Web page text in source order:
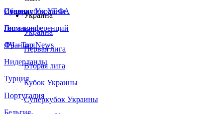
Сборная Украины
Италия
Германия
Франция
Нидерланды
Турция
Португалия
Бельгия
Суперкубок УЕФА
Лига конференций
ЛЧ - Top News
Украина
Украина
Первая лига
Вторая лига
Кубок Украины
Суперкубок Украины